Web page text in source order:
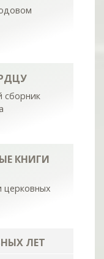
сборник
КНИГИ
церковных
ЛЕТ